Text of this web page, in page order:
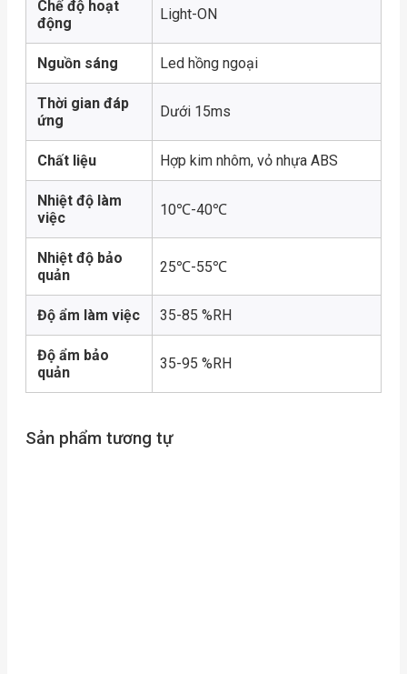
Chế độ hoạt
động
Light-ON
Nguồn sáng Led hồng ngoại
Thời gian đáp
ứng
Dưới 15ms
Chất liệu Hợp kim nhôm, vỏ nhựa ABS
Nhiệt độ làm
việc
10℃-40℃
Nhiệt độ bảo
quản
25℃-55℃
Độ ẩm làm việc 35-85 %RH
Độ ẩm bảo
quản
35-95 %RH
Sản phẩm tương tự